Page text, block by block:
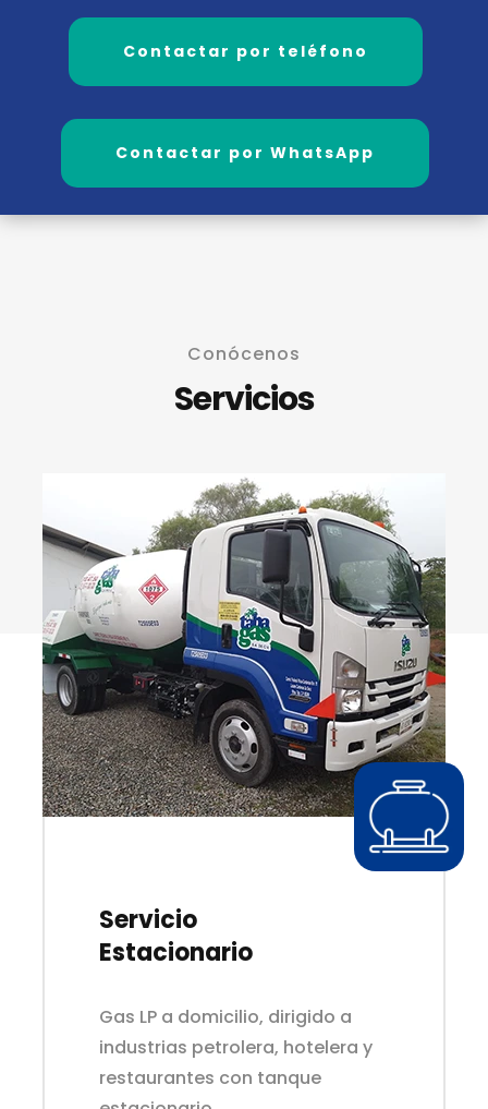
Contactar por teléfono
Contactar por WhatsApp
Conócenos
Servicios
Servicio
Estacionario
Gas LP a domicilio, dirigido a
industrias petrolera, hotelera y
restaurantes con tanque